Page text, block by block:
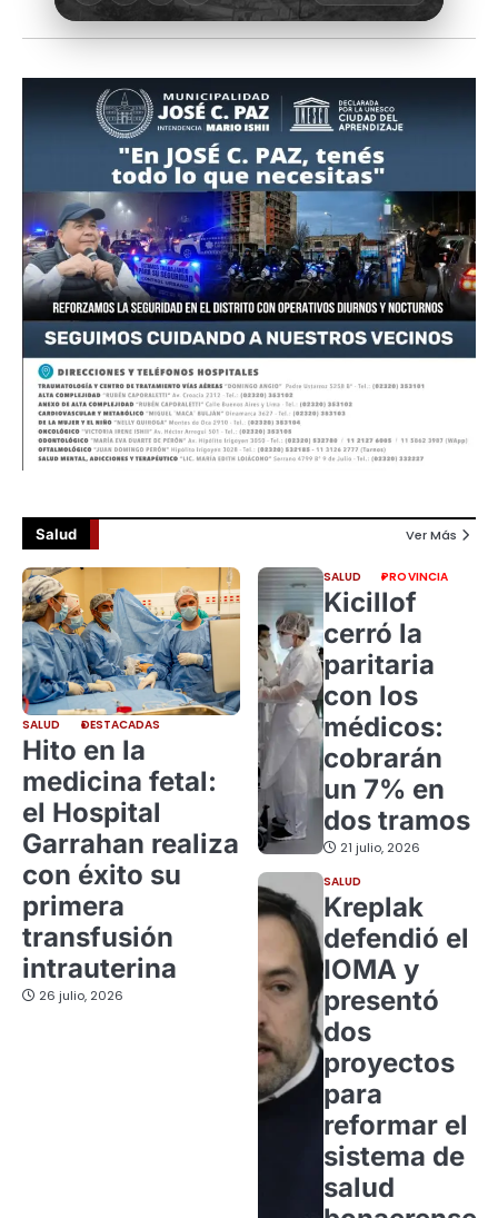
Salud Ver Más
SALUD DESTACADAS
Hito en la
medicina fetal:
el Hospital
Garrahan realiza
con éxito su
primera
transfusión
intrauterina
26 julio, 2026
SALUD PROVINCIA
Kicillof
cerró la
paritaria
con los
médicos:
cobrarán
un 7% en
dos tramos
21 julio, 2026
SALUD
Kreplak
defendió el
IOMA y
presentó
dos
proyectos
para
reformar el
sistema de
salud